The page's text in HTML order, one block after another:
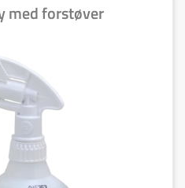
med forstøver